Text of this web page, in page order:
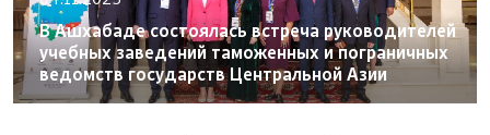
В Ашхабаде состоялась встреча руководителей
учебных заведений таможенных и пограничных
ведомств государств Центральной Азии